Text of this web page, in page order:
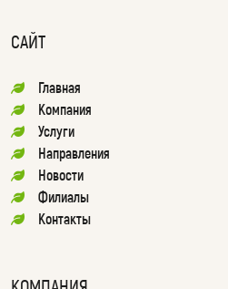
САЙТ
Главная
Компания
Услуги
Направления
Новости
Филиалы
Контакты